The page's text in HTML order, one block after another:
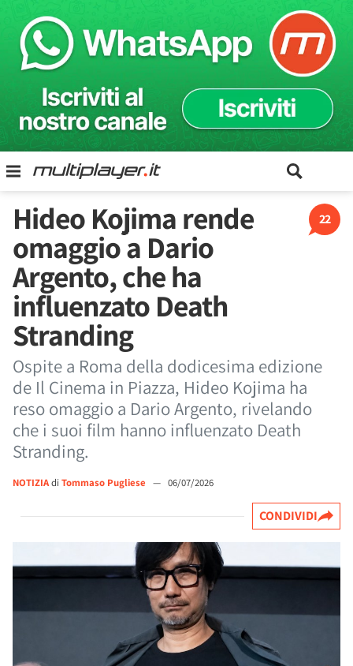
22
Hideo Kojima rende
omaggio a Dario
Argento, che ha
influenzato Death
Stranding
Ospite a Roma della dodicesima edizione
de Il Cinema in Piazza, Hideo Kojima ha
reso omaggio a Dario Argento, rivelando
che i suoi film hanno influenzato Death
Stranding.
NOTIZIAdi Tommaso Pugliese — 06/07/2026
CONDIVIDI